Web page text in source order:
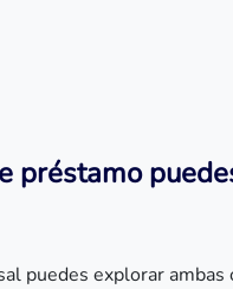
préstamo
puedes explorar ambas